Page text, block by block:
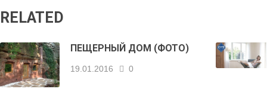
RELATED
ПЕЩЕРНЫЙ ДОМ (ФОТО)
19.01.2016 0